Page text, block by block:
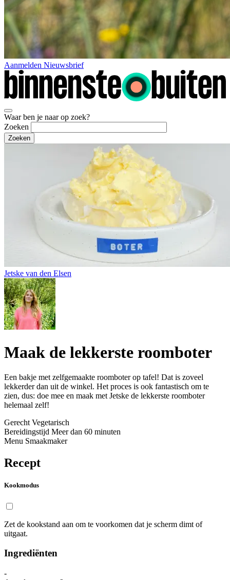
Aanmelden Nieuwsbrief
Waar ben je naar op zoek?
Zoeken
Jetske van den Elsen
Maak de lekkerste roomboter
Een bakje met zelfgemaakte roomboter op tafel! Dat is zoveel
lekkerder dan uit de winkel. Het proces is ook fantastisch om te
zien, dus: doe mee en maak met Jetske de lekkerste roomboter
helemaal zelf!
Gerecht Vegetarisch
Bereidingstijd Meer dan 60 minuten
Menu Smaakmaker
Recept
Kookmodus
Zet de kookstand aan om te voorkomen dat je scherm dimt of
uitgaat.
Ingrediënten
-